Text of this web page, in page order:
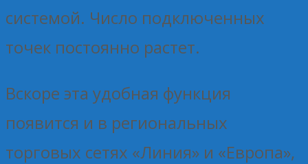
системой. Число подключенных
точек постоянно растет.
Вскоре эта удобная функция
появится и в региональных
торговых сетях «Линия» и «Европа»,